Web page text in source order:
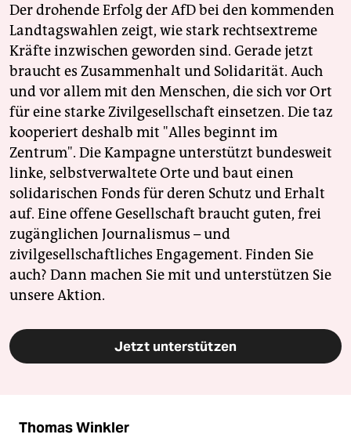
Der drohende Erfolg der AfD bei den kommenden
Landtagswahlen zeigt, wie stark rechtsextreme
Kräfte inzwischen geworden sind. Gerade jetzt
braucht es Zusammenhalt und Solidarität. Auch
und vor allem mit den Menschen, die sich vor Ort
für eine starke Zivilgesellschaft einsetzen. Die taz
kooperiert deshalb mit "Alles beginnt im
Zentrum". Die Kampagne unterstützt bundesweit
linke, selbstverwaltete Orte und baut einen
solidarischen Fonds für deren Schutz und Erhalt
auf. Eine offene Gesellschaft braucht guten, frei
zugänglichen Journalismus – und
zivilgesellschaftliches Engagement. Finden Sie
auch? Dann machen Sie mit und unterstützen Sie
unsere Aktion.
Jetzt unterstützen
Thomas Winkler